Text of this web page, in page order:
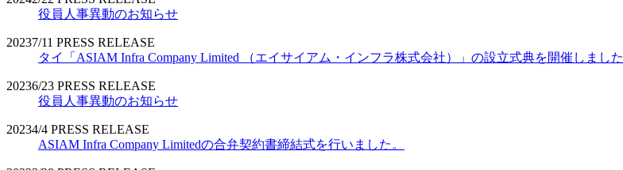
役員人事異動のお知らせ
20237/11 PRESS RELEASE
タイ「ASIAM Infra Company Limited （エイサイアム・インフラ株式会社）」の設立式典を開催しました
20236/23 PRESS RELEASE
役員人事異動のお知らせ
20234/4 PRESS RELEASE
ASIAM Infra Company Limitedの合弁契約書締結式を行いました。